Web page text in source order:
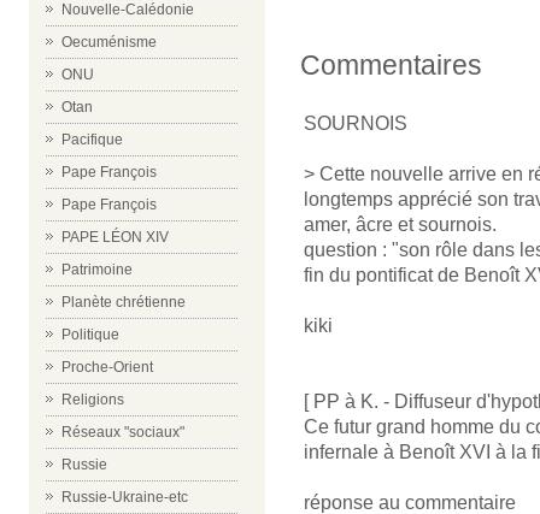
Nouvelle-Calédonie
Oecuménisme
ONU
Otan
Pacifique
Pape François
Pape François
PAPE LÉON XIV
Patrimoine
Planète chrétienne
Politique
Proche-Orient
Religions
Réseaux "sociaux"
Russie
Russie-Ukraine-etc
Commentaires
SOURNOIS
> Cette nouvelle arrive en
longtemps apprécié son
amer, âcre et sournois.
question : "son rôle dans
fin du pontificat de Benoît
kiki
[ PP à K. - Diffuseur
Ce futur grand homme du
infernale à Benoît XVI à la
réponse au commentaire